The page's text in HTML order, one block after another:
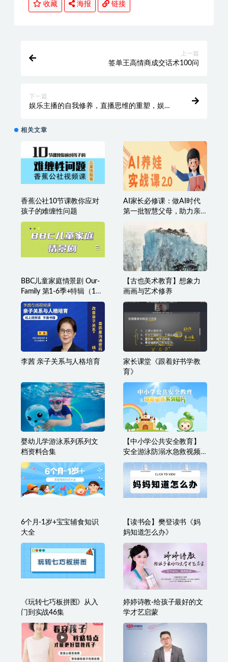
收藏 海报 链接
上一篇
签单王高情商成交话术100问
下一篇
娱乐主播的自我修养，直播思维的重塑，娱乐
相关文章
香蕉公社10节课教你应对
孩子的难缠性问题
AI家长必修课：做AI时代
第一批智慧父母，助力亲
BBC儿童家庭情景剧 Our-
Family 第1-6季+特辑（140
集）
【古也美术教育】想象力
画画与艺术修养
李茜 亲子关系与人格培育
家长课堂《跟着好书学教
育》
婴幼儿学游泳系列系列文
档资料合集
【中小学公共安全教育】
安全游泳防溺水急救视频
教学
6个月-1岁+宝宝辅食知识
大全
【读书会】樊登读书《妈
妈知道怎么办》
《玩转七巧板拼图》从入
门到实战46集
婷婷诗教-给孩子最好的文
学才艺启蒙